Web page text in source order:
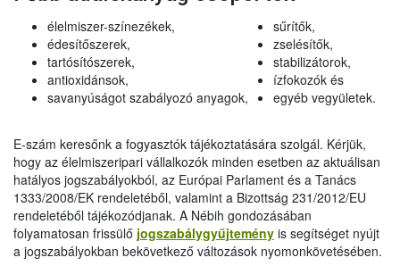
élelmiszer-színezékek,
édesítőszerek,
tartósítószerek,
antioxidánsok,
savanyúságot szabályozó anyagok,
sűrítők,
zselésítők,
stabilizátorok,
ízfokozók és
egyéb vegyületek.
E-szám keresőnk a fogyasztók tájékoztatására szolgál. Kérjük,
hogy az élelmiszeripari vállalkozók minden esetben az aktuálisan
hatályos jogszabályokból, az Európai Parlament és a Tanács
1333/2008/EK rendeletéből, valamint a Bizottság 231/2012/EU
rendeletéből tájékozódjanak. A Nébih gondozásában
folyamatosan frissülő jogszabálygyűjtemény is segítséget nyújt
a jogszabályokban bekövetkező változások nyomonkövetésében.